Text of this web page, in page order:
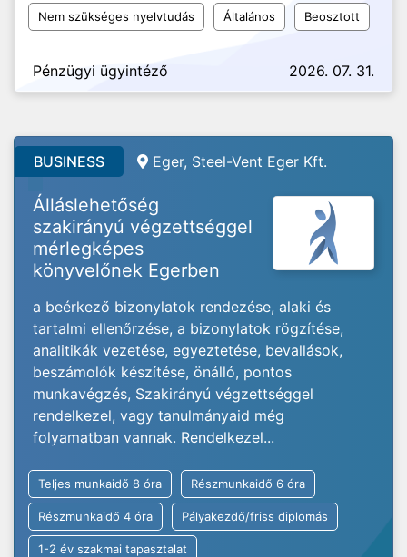
Nem szükséges nyelvtudás Általános Beosztott
Pénzügyi ügyintéző 2026. 07. 31.
BUSINESS Eger, Steel-Vent Eger Kft.
Álláslehetőség
szakirányú végzettséggel
mérlegképes
könyvelőnek Egerben
a beérkező bizonylatok rendezése, alaki és
tartalmi ellenőrzése, a bizonylatok rögzítése,
analitikák vezetése, egyeztetése, bevallások,
beszámolók készítése, önálló, pontos
munkavégzés, Szakirányú végzettséggel
rendelkezel, vagy tanulmányaid még
folyamatban vannak. Rendelkezel...
Teljes munkaidő 8 óra Részmunkaidő 6 óra
Részmunkaidő 4 óra Pályakezdő/friss diplomás
1-2 év szakmai tapasztalat